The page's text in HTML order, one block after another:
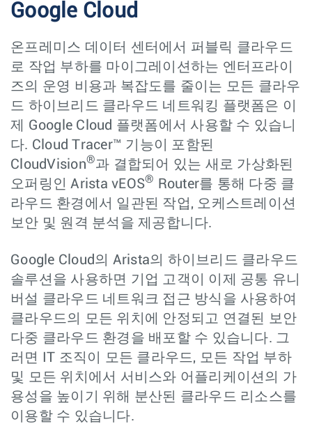
Google Cloud
온프레미스 데이터 센터에서 퍼블릭 클라우드
로 작업 부하를 마이그레이션하는 엔터프라이
즈의 운영 비용과 복잡도를 줄이는 모든 클라우
드 하이브리드 클라우드 네트워킹 플랫폼은 이
제 Google Cloud 플랫폼에서 사용할 수 있습니
다. Cloud Tracer™ 기능이 포함된
CloudVision®과 결합되어 있는 새로 가상화된
오퍼링인 Arista vEOS®
Router를 통해 다중 클
라우드 환경에서 일관된 작업, 오케스트레이션
보안 및 원격 분석을 제공합니다.
Google Cloud의 Arista의 하이브리드 클라우드
솔루션을 사용하면 기업 고객이 이제 공통 유니
버설 클라우드 네트워크 접근 방식을 사용하여
클라우드의 모든 위치에 안정되고 연결된 보안
다중 클라우드 환경을 배포할 수 있습니다. 그
러면 IT 조직이 모든 클라우드, 모든 작업 부하
및 모든 위치에서 서비스와 어플리케이션의 가
용성을 높이기 위해 분산된 클라우드 리소스를
이용할 수 있습니다.